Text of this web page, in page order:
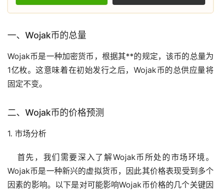
一、Wojak币的总量
Wojak币是一种加密货币 ，根据其**的规定，该币的总量为
1亿枚。这意味着在初始发行之后，Wojak币的总供应量将
固定不变。
二、Wojak币的价格预测
1. 市场分析
首先，我们需要深入了解Wojak币所处的市场环境。
Wojak币是一种新兴的虚拟货币，因此其价格表现受到多个
因素的影响。以下是对可能影响Wojak币价格的几个关键因